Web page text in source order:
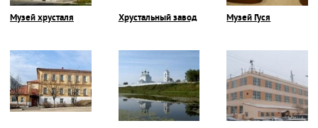
Музей хрусталя Хрустальный завод Музей Гуся